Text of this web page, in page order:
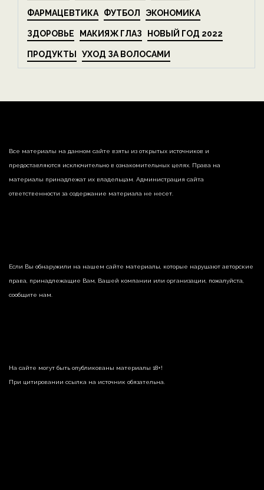
ФАРМАЦЕВТИКА ФУТБОЛ ЭКОНОМИКА
ЗДОРОВЬЕ МАКИЯЖ ГЛАЗ НОВЫЙ ГОД 2022
ПРОДУКТЫ УХОД ЗА ВОЛОСАМИ
Все материалы на данном сайте взяты из открытых источников и
предоставляются исключительно в ознакомительных целях. Права на
материалы принадлежат их владельцам. Администрация сайта
ответственности за содержание материала не несет.
Если Вы обнаружили на нашем сайте материалы, которые нарушают авторские
права, принадлежащие Вам, Вашей компании или организации, пожалуйста,
сообщите нам.
На сайте могут быть опубликованы материалы 18+!
При цитировании ссылка на источник обязательна.